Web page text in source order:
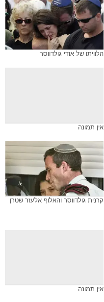
הלוויתו של אודי גולדווסר
אין תמונה
קרנית גולדווסר והאלוף אלעזר שטרן
אין תמונה